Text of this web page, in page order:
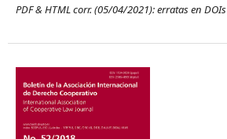
PDF & HTML corr. (05/04/2021): erratas en DOIs